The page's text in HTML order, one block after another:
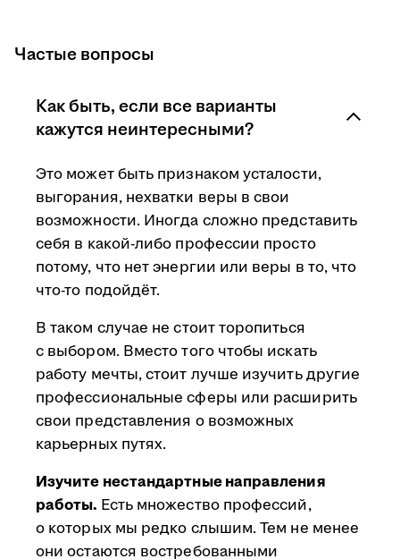
Частые вопросы
Как быть, если все варианты
кажутся неинтересными?
Это может быть признаком усталости,
выгорания, нехватки веры в свои
возможности. Иногда сложно представить
себя в какой-либо профессии просто
потому, что нет энергии или веры в то, что
что-то подойдёт.
В таком случае не стоит торопиться
с выбором. Вместо того чтобы искать
работу мечты, стоит лучше изучить другие
профессиональные сферы или расширить
свои представления о возможных
карьерных путях.
Изучите нестандартные направления
работы. Есть множество профессий,
о которых мы редко слышим. Тем не менее
они остаются востребованными